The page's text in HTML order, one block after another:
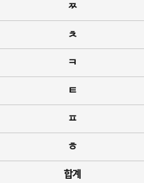
ㅉ
ㅊ
ㅋ
ㅌ
ㅍ
ㅎ
합계